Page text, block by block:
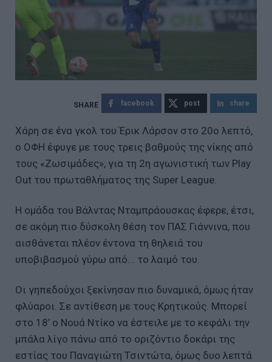
facebook post share
Χάρη σε ένα γκολ του Έρικ Λάρσον στο 20ο λεπτό,
ο ΟΦΗ έφυγε με τους τρεις βαθμούς της νίκης από
τους «Ζωσιμάδες», για τη 2η αγωνιστική των Play
Out του πρωταθλήματος της Super League.
Η ομάδα του Βάλντας Νταμπράουσκας έφερε, έτσι,
σε ακόμη πιο δύσκολη θέση τον ΠΑΣ Γιάννινα, που
αισθάνεται πλέον έντονα τη θηλειά του
υποβιβασμού γύρω από... το λαιμό του.
Οι γηπεδούχοι ξεκίνησαν πιο δυναμικά, όμως ήταν
φλύαροι. Σε αντίθεση με τους Κρητικούς. Μπορεί
στο 18’ ο Νουά Ντίκο να έστειλε με το κεφάλι την
μπάλα λίγο πάνω από το οριζόντιο δοκάρι της
εστίας του Παναγιώτη Τσιντώτα, όμως δυο λεπτά